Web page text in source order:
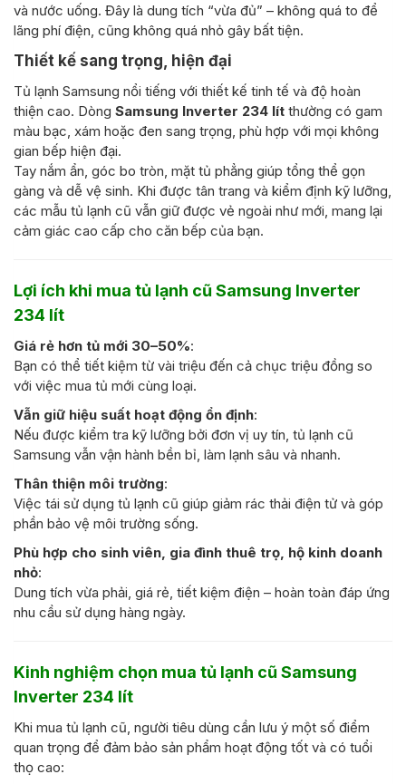
và nước uống. Đây là dung tích “vừa đủ” – không quá to để
lãng phí điện, cũng không quá nhỏ gây bất tiện.
Thiết kế sang trọng, hiện đại
Tủ lạnh Samsung nổi tiếng với thiết kế tinh tế và độ hoàn
thiện cao. Dòng Samsung Inverter 234 lít thường có gam
màu bạc, xám hoặc đen sang trọng, phù hợp với mọi không
gian bếp hiện đại.
Tay nắm ẩn, góc bo tròn, mặt tủ phẳng giúp tổng thể gọn
gàng và dễ vệ sinh. Khi được tân trang và kiểm định kỹ lưỡng,
các mẫu tủ lạnh cũ vẫn giữ được vẻ ngoài như mới, mang lại
cảm giác cao cấp cho căn bếp của bạn.
Lợi ích khi mua tủ lạnh cũ Samsung Inverter
234 lít
Giá rẻ hơn tủ mới 30–50%:
Bạn có thể tiết kiệm từ vài triệu đến cả chục triệu đồng so
với việc mua tủ mới cùng loại.
Vẫn giữ hiệu suất hoạt động ổn định:
Nếu được kiểm tra kỹ lưỡng bởi đơn vị uy tín, tủ lạnh cũ
Samsung vẫn vận hành bền bỉ, làm lạnh sâu và nhanh.
Thân thiện môi trường:
Việc tái sử dụng tủ lạnh cũ giúp giảm rác thải điện tử và góp
phần bảo vệ môi trường sống.
Phù hợp cho sinh viên, gia đình thuê trọ, hộ kinh doanh
nhỏ:
Dung tích vừa phải, giá rẻ, tiết kiệm điện – hoàn toàn đáp ứng
nhu cầu sử dụng hàng ngày.
Kinh nghiệm chọn mua tủ lạnh cũ Samsung
Inverter 234 lít
Khi mua tủ lạnh cũ, người tiêu dùng cần lưu ý một số điểm
quan trọng để đảm bảo sản phẩm hoạt động tốt và có tuổi
thọ cao: